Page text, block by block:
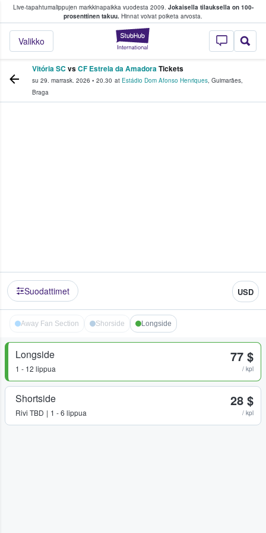
Live-tapahtumalippujen markkinapaikka vuodesta 2009. Jokaisella tilauksella on 100-
prosenttinen takuu. Hinnat voivat poiketa arvosta.
StubHub -
Valikko
fanit ostavat ja myyvät lippuja
Vitória SC vsCF Estrela da AmadoraTickets
su 29. marrask. 2026 • 20.30 at Estádio Dom Afonso Henriques, Guimarães,
Braga
Suodattimet USD
Away Fan Section Shorside Longside
Longside
1 - 12 lippua
77 $
/ kpl
Shortside
Rivi TBD 1 - 6 lippua
28 $
/ kpl